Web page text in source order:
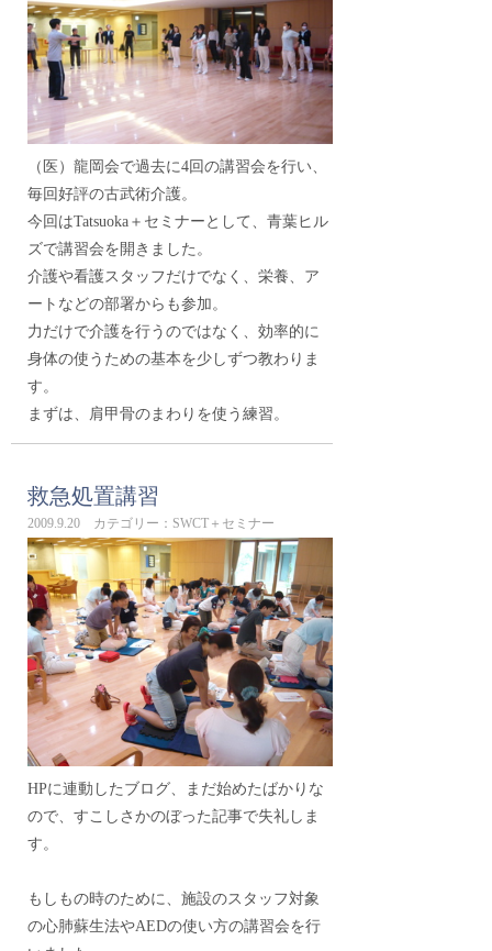
（医）龍岡会で過去に4回の講習会を行い、
毎回好評の古武術介護。
今回はTatsuoka＋セミナーとして、青葉ヒル
ズで講習会を開きました。
介護や看護スタッフだけでなく、栄養、ア
ートなどの部署からも参加。
力だけで介護を行うのではなく、効率的に
身体の使うための基本を少しずつ教わりま
す。
まずは、肩甲骨のまわりを使う練習。
救急処置講習
2009.9.20 カテゴリー：SWCT＋セミナー
HPに連動したブログ、まだ始めたばかりな
ので、すこしさかのぼった記事で失礼しま
す。
もしもの時のために、施設のスタッフ対象
の心肺蘇生法やAEDの使い方の講習会を行